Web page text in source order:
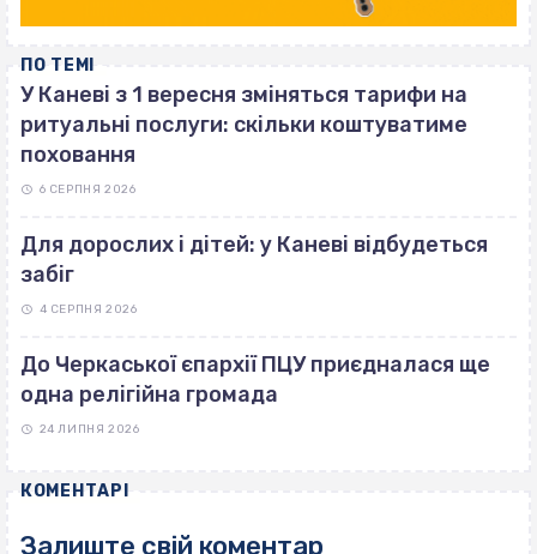
ПО ТЕМІ
У Каневі з 1 вересня зміняться тарифи на
ритуальні послуги: скільки коштуватиме
поховання
6 СЕРПНЯ 2026
Для дорослих і дітей: у Каневі відбудеться
забіг
4 СЕРПНЯ 2026
До Черкаської єпархії ПЦУ приєдналася ще
одна релігійна громада
24 ЛИПНЯ 2026
КОМЕНТАРІ
Залиште свій коментар